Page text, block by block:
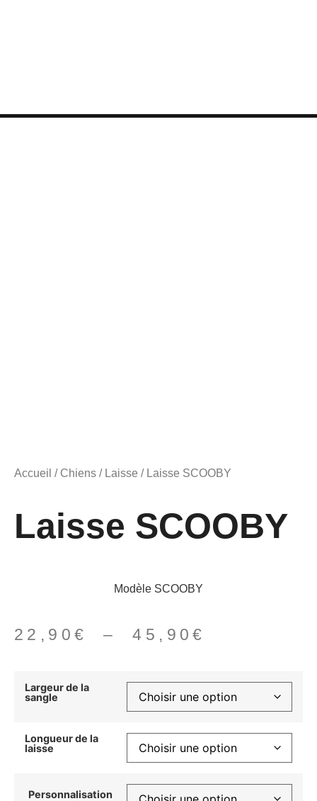
Accueil / Chiens / Laisse / Laisse SCOOBY
Laisse SCOOBY
Modèle SCOOBY
22,90 € – 45,90€
Largeur de la
sangle
Longueur de la
laisse
Personnalisation